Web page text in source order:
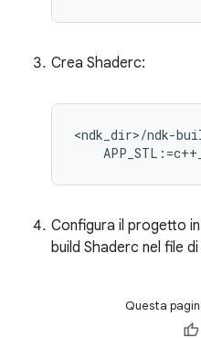
Crea Shaderc:
<ndk_dir>/ndk-
Configura il progetto
build Shaderc nel file
Questa